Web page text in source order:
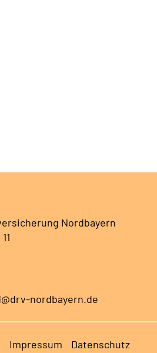
Nordbayern
nordbayern.de
Impressum Datenschutz